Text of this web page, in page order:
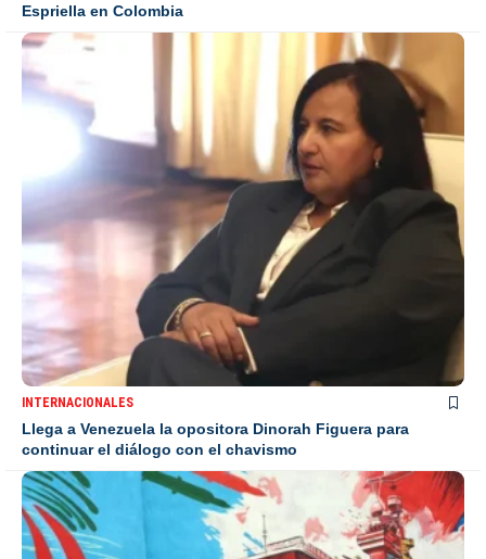
Espriella en Colombia
INTERNACIONALES
Llega a Venezuela la opositora Dinorah Figuera para
continuar el diálogo con el chavismo